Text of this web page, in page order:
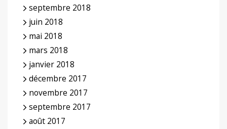
septembre 2018
juin 2018
mai 2018
mars 2018
janvier 2018
décembre 2017
novembre 2017
septembre 2017
août 2017